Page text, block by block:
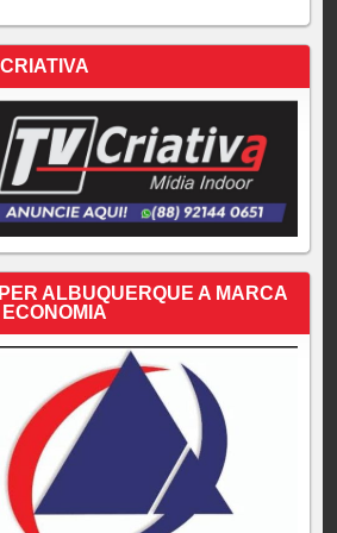
ALBUQUERQUE A MARCA
ECONOMIA